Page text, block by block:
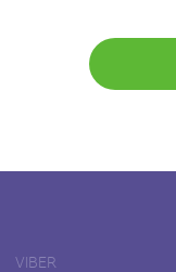
VIBER